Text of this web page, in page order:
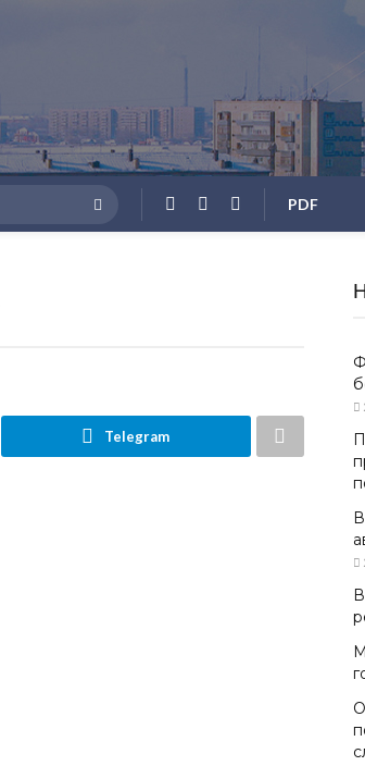
PDF
Telegram